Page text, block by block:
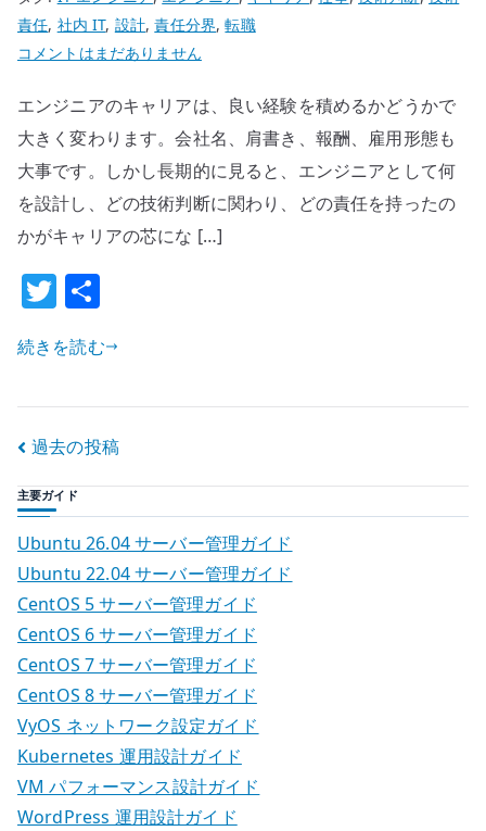
る
構
造
の
責任, 社内 IT, 設計,責任分界,転職
エ
ジ
ニ
ア
の
ャ
リ
ア
は
良
験
積
め
か
で
決
ま
る
–
技
術
責
コメントはまだありません
エンジニアのキャリアは、良い経験を積めるかどうかで
大きく変わります。会社名、肩書き、報酬、雇用形態も
大事です。しかし長期的に見ると、エンジニアとして何
を設計し、どの技術判断に関わり、どの責任を持ったの
かがキャリアの芯にな […]
T
w
it
te
r
続きを読む
投
稿
ナ
ビ
ゲ
ー
シ
ョ
ン
過去の投稿
主要ガイド
Ubuntu 26.04 サーバー管理ガイド
Ubuntu 22.04 サーバー管理ガイド
CentOS 5 サーバー管理ガイド
CentOS 6 サーバー管理ガイド
CentOS 7 サーバー管理ガイド
CentOS 8 サーバー管理ガイド
VyOS ネットワーク設定ガイド
Kubernetes 運用設計ガイド
VM パフォーマンス設計ガイド
WordPress 運用設計ガイド